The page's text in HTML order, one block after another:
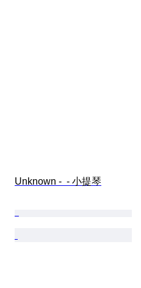
Unknown -  - 小提琴